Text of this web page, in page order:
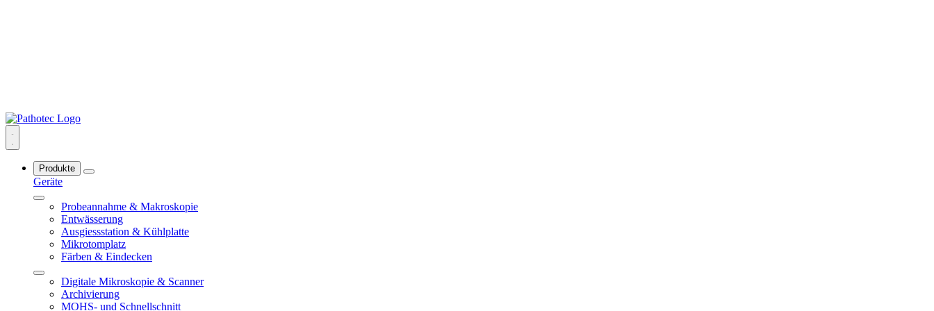
Produkte
Geräte
Probeannahme & Makroskopie
Entwässerung
Ausgiessstation & Kühlplatte
Mikrotomplatz
Färben & Eindecken
Digitale Mikroskopie & Scanner
Archivierung
MOHS- und Schnellschnitt